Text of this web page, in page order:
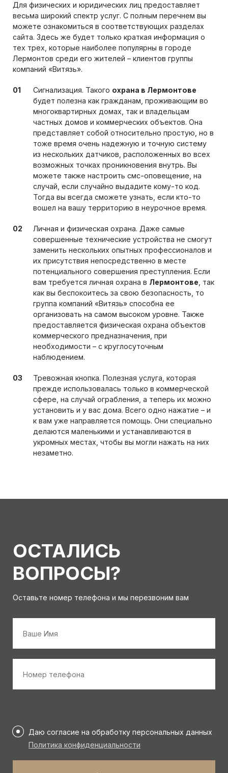
Для физических и юридических лиц предоставляет
весьма широкий спектр услуг. С полным перечнем вы
можете ознакомиться в соответствующих разделах
сайта. Здесь же будет только краткая информация о
тех трех, которые наиболее популярны в городе
Лермонтов среди его жителей – клиентов группы
компаний «Витязь».
Сигнализация. Такого охрана в Лермонтове
будет полезна как гражданам, проживающим во
многоквартирных домах, так и владельцам
частных домов и коммерческих объектов. Она
представляет собой относительно простую, но в
тоже время очень надежную и точную систему
из нескольких датчиков, расположенных во всех
возможных точках проникновения внутрь. Вы
можете также настроить смс-оповещение, на
случай, если случайно выдадите кому-то код.
Тогда вы всегда сможете узнать, если кто-то
вошел на вашу территорию в неурочное время.
Личная и физическая охрана. Даже самые
совершенные технические устройства не смогут
заменить нескольких опытных профессионалов и
их присутствия непосредственно в месте
потенциального совершения преступления. Если
вам требуется личная охрана в Лермонтове , так
как вы беспокоитесь за свою безопасность, то
группа компаний «Витязь» способна ее
организовать на самом высоком уровне. Также
предоставляется физическая охрана объектов
коммерческого предназначения, при
необходимости – с круглосуточным
наблюдением.
Тревожная кнопка. Полезная услуга, которая
прежде использовалась только в коммерческой
сфере, на случай ограбления, а теперь их можно
установить и у вас дома. Всего одно нажатие – и
к вам уже направляется помощь. Они специально
делаются маленькими и устанавливаются в
укромных местах, чтобы вы могли нажать на них
незаметно.
ОСТАЛИСЬ
ВОПРОСЫ?
Оставьте номер телефона и мы перезвоним вам
телефона
*
Даю согласие на обработку персональных данных
Политика конфиденциальности